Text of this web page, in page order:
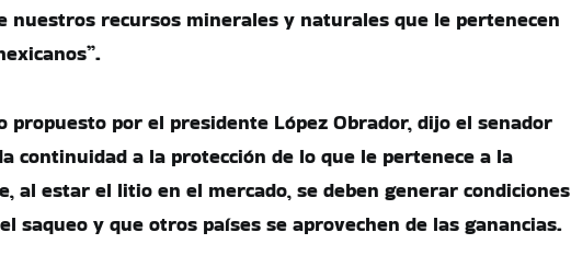
nuestros recursos minerales y naturales que le pertenecen
propuesto por el presidente López Obrador, dijo el senador
continuidad a la protección de lo que le pertenece a la
al estar el litio en el mercado, se deben generar condiciones
saqueo y que otros países se aprovechen de las ganancias.